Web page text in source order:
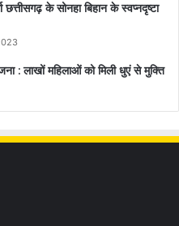
छत्तीसगढ़ के सोनहा बिहान के स्वप्नदृष्टा
: लाखों महिलाओं को मिली धुएं से मुक्ति